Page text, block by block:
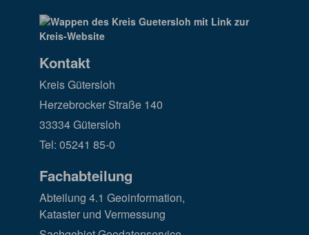
Kontakt
Kreis Gütersloh
Herzebrocker Straße 140
33334 Gütersloh
Tel: 05241 85-0
Fachabteilung
Abteilung 4.1 Geoinformation,
Kataster und Vermessung